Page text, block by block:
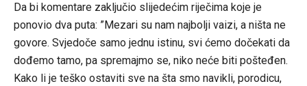
Da bi komentare zaključio slijedećim riječima koje je
ponovio dva puta: ”Mezari su nam najbolji vaizi, a ništa ne
govore. Svjedoče samo jednu istinu, svi ćemo dočekati da
dođemo tamo, pa spremajmo se, niko neće biti pošteđen.
Kako li je teško ostaviti sve na šta smo navikli, porodicu,